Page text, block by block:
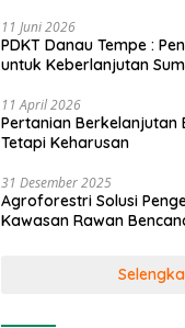
11 Juni 2026
PDKT Danau Tempe :
untuk Keberlanjutan
11 April 2026
Pertanian Berkelanjutan
Tetapi Keharusan
31 Desember 2025
Agroforestri Solusi
Kawasan Rawan